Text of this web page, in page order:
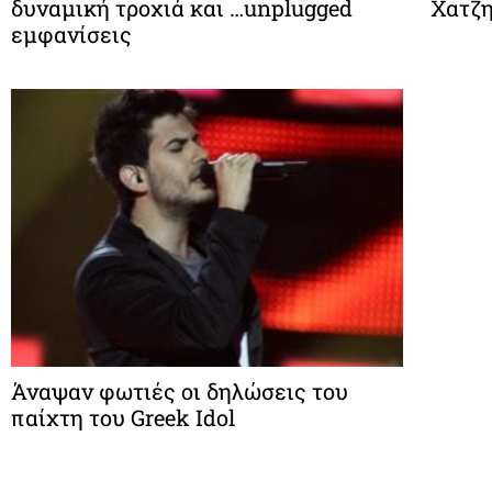
δυναμική τροχιά και …unplugged
εμφανίσεις
Άναψαν φωτιές οι δηλώσεις του
παίχτη του Greek Idol